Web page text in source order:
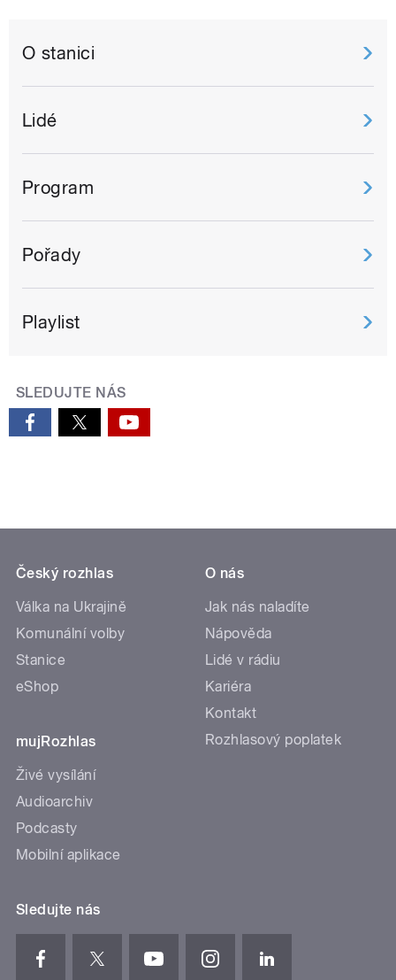
O stanici
Lidé
Program
Pořady
Playlist
SLEDUJTE NÁS
Český rozhlas
Válka na Ukrajině
Komunální volby
Stanice
eShop
mujRozhlas
Živé vysílání
Audioarchiv
Podcasty
Mobilní aplikace
O nás
Jak nás naladíte
Nápověda
Lidé v rádiu
Kariéra
Kontakt
Rozhlasový poplatek
Sledujte nás